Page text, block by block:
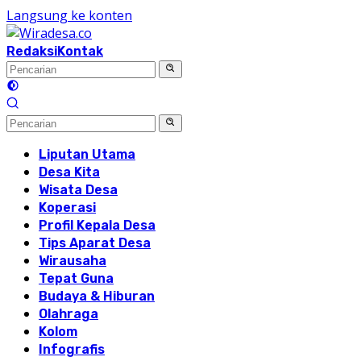
Langsung ke konten
RedaksiKontak
Liputan Utama
Desa Kita
Wisata Desa
Koperasi
Profil Kepala Desa
Tips Aparat Desa
Wirausaha
Tepat Guna
Budaya & Hiburan
Olahraga
Kolom
Infografis